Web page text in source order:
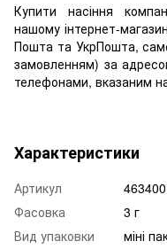
Купити насіння
нашому інтернет-
Пошта та УкрПошта,
замовленням) за
телефонами, вказаним
Характеристики
Артикул
Фасовка
3 г
Вид упаковки
міні